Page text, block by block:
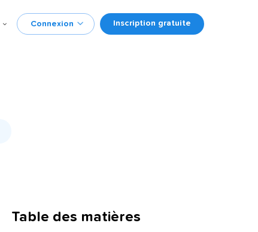
Connexion Inscription gratuite
Table des matières